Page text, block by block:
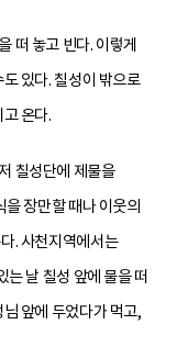
떠 놓고 빈다. 이렇게
있다. 칠성이 밖으로
온다.
칠성단에 제물을
장만할 때나 이웃의
. 사천지역에서는
는 날 칠성 앞에 물을 떠
앞에 두었다가 먹고,